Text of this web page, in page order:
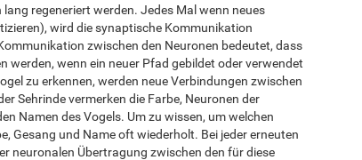
regeneriert werden. Jedes Mal wenn neues
wird die synaptische Kommunikation
zwischen den Neuronen bedeutet, dass
werden, wenn ein neuer Pfad gebildet oder verwendet
zu erkennen, werden neue Verbindungen zwischen
Sehrinde vermerken die Farbe, Neuronen der
Namen des Vogels. Um zu wissen, um welchen
Gesang und Name oft wiederholt. Bei jeder erneuten
neuronalen Übertragung zwischen den für diese